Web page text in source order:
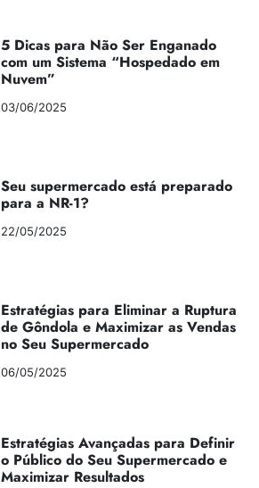
5 Dicas para Não Ser Enganado
com um Sistema “Hospedado em
Nuvem”
03/06/2025
Seu supermercado está preparado
para a NR-1?
22/05/2025
Estratégias para Eliminar a Ruptura
de Gôndola e Maximizar as Vendas
no Seu Supermercado
06/05/2025
Estratégias Avançadas para Definir
o Público do Seu Supermercado e
Maximizar Resultados